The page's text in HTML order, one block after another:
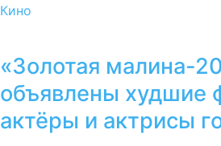
Кино
«Золотая малина-
объявлены худшие
актёры и актрисы